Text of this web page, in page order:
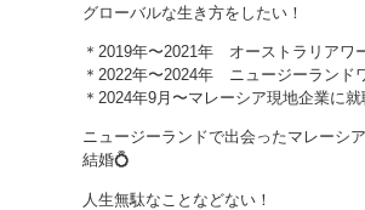
グローバルな生き方をしたい！
＊2019年〜2021年 オーストラリアワ
＊2022年〜2024年 ニュージーランド
＊2024年9月〜マレーシア現地企業に就
ニュージーランドで出会ったマレーシ
結婚💍
人生無駄なことなどない！